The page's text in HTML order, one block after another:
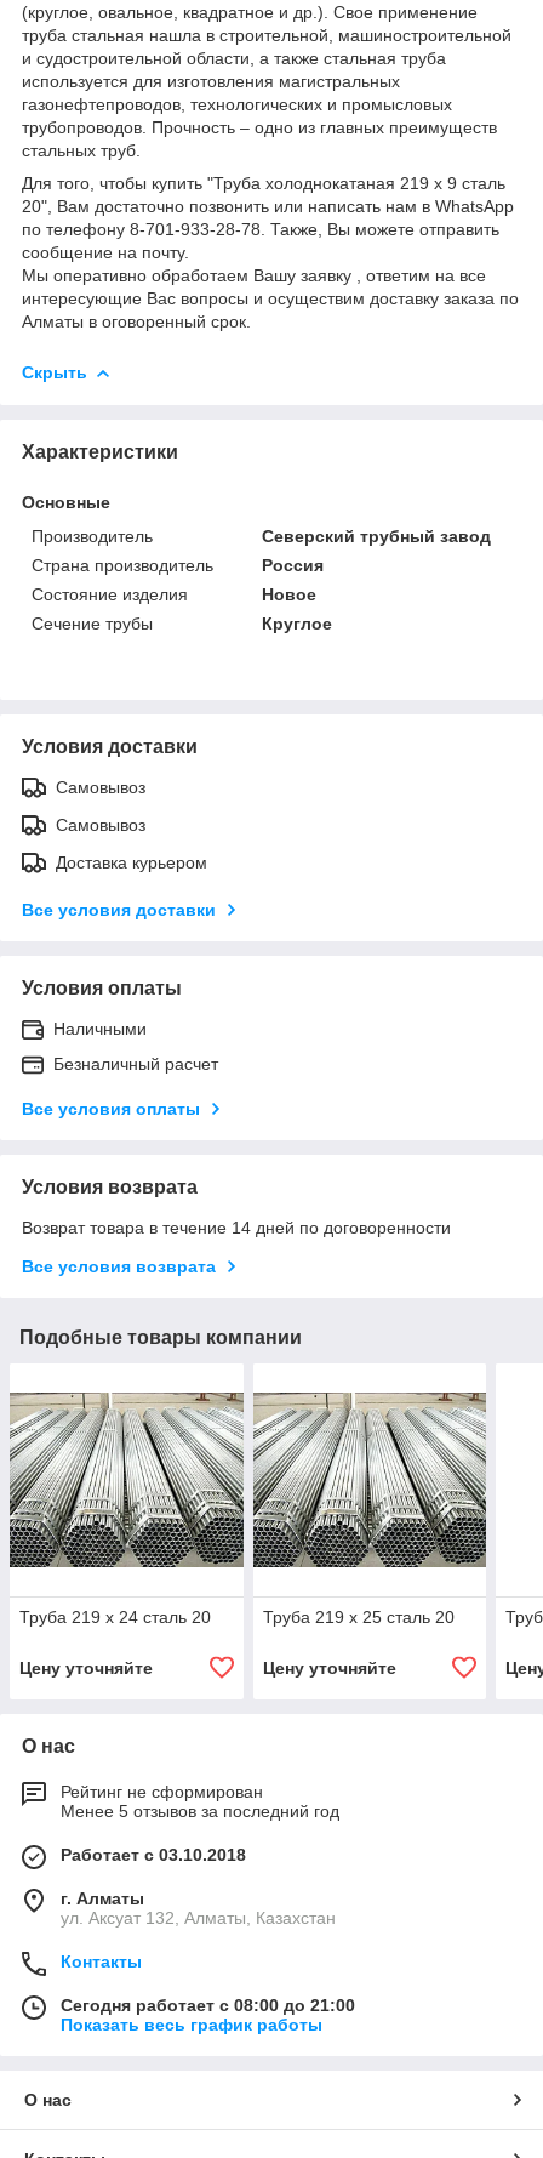
(круглое, овальное, квадратное и др.). Свое применение
труба стальная нашла в строительной, машиностроительной
и судостроительной области, а также стальная труба
используется для изготовления магистральных
газонефтепроводов, технологических и промысловых
трубопроводов. Прочность – одно из главных преимуществ
стальных труб.
Для того, чтобы купить "Труба холоднокатаная 219 х 9 сталь
20", Вам достаточно позвонить или написать нам в WhatsApp
по телефону 8-701-933-28-78. Также, Вы можете отправить
сообщение на почту.
Мы оперативно обработаем Вашу заявку , ответим на все
интересующие Вас вопросы и осуществим доставку заказа по
Алматы в оговоренный срок.
Скрыть
Характеристики
Основные
Производитель
Северский трубный завод
Страна производитель
Россия
Состояние изделия
Новое
Сечение трубы
Круглое
Условия доставки
Самовывоз
Самовывоз
Доставка курьером
Все условия доставки
Условия оплаты
Наличными
Безналичный расчет
Все условия оплаты
Условия возврата
Возврат товара в течение 14 дней по договоренности
Все условия возврата
Подобные товары компании
Труба 219 х 24 сталь 20
Цену уточняйте
Труба 219 х 25 сталь 20
Цену уточняйте
О нас
Рейтинг не сформирован
Менее 5 отзывов за последний год
Работает с 03.10.2018
г. Алматы
ул. Аксуат 132, Алматы, Казахстан
Контакты
Сегодня работает с 08:00 до 21:00
Показать весь график работы
О нас